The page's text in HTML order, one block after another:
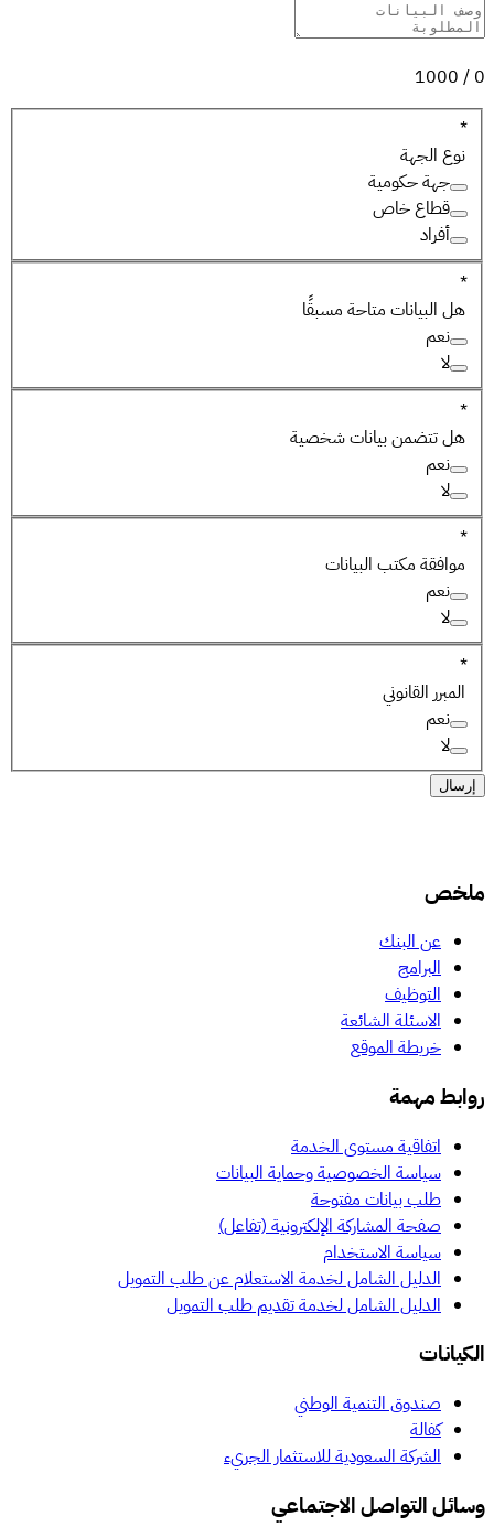
0
/
1000
*
نوع الجهة
جهة حكومية
قطاع خاص
أفراد
*
هل البيانات متاحة مسبقًا
نعم
لا
*
هل تتضمن بيانات شخصية
نعم
لا
*
موافقة مكتب البيانات
نعم
لا
*
المبرر القانوني
نعم
لا
إرسال
ملخص
عن البنك
البرامج
التوظيف
الاسئلة الشائعة
خريطة الموقع
روابط مهمة
اتفاقية مستوى الخدمة
سياسة الخصوصية وحماية البيانات
طلب بيانات مفتوحة
صفحة المشاركة الإلكترونية (تفاعل)
سياسة الاستخدام
الدليل الشامل لخدمة الاستعلام عن طلب التمويل
الدليل الشامل لخدمة تقديم طلب التمويل
الكيانات
صندوق التنمية الوطني
كفالة
الشركة السعودية للاستثمار الجريء
وسائل التواصل الاجتماعي